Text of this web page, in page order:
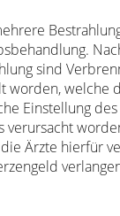
sind
worden, welche
Einstellung des
verursacht
die Ärzte hierfür